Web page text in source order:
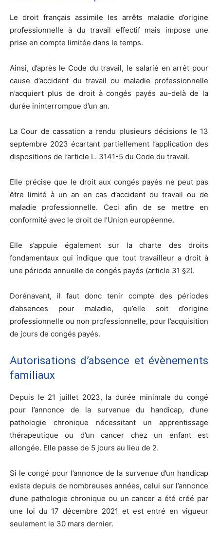
Le droit français assimile les arrêts maladie d’origine
professionnelle à du travail effectif mais impose une
prise en compte limitée dans le temps.
Ainsi, d’après le Code du travail, le salarié en arrêt pour
cause d’accident du travail ou maladie professionnelle
n’acquiert plus de droit à congés payés au-delà de la
durée ininterrompue d’un an.
La Cour de cassation a rendu plusieurs décisions le 13
septembre 2023 écartant partiellement l’application des
dispositions de l’article L. 3141-5 du Code du travail.
Elle précise que le droit aux congés payés ne peut pas
être limité à un an en cas d’accident du travail ou de
maladie professionnelle. Ceci afin de se mettre en
conformité avec le droit de l’Union européenne.
Elle s’appuie également sur la charte des droits
fondamentaux qui indique que tout travailleur a droit à
une période annuelle de congés payés (article 31 §2).
Dorénavant, il faut donc tenir compte des périodes
d’absences pour maladie, qu’elle soit d’origine
professionnelle ou non professionnelle, pour l’acquisition
de jours de congés payés.
Autorisations d’absence et évènements
familiaux
Depuis le 21 juillet 2023, la durée minimale du congé
pour l’annonce de la survenue du handicap, d’une
pathologie chronique nécessitant un apprentissage
thérapeutique ou d’un cancer chez un enfant est
allongée. Elle passe de 5 jours au lieu de 2.
Si le congé pour l’annonce de la survenue d’un handicap
existe depuis de nombreuses années, celui sur l’annonce
d’une pathologie chronique ou un cancer a été créé par
une loi du 17 décembre 2021 et est entré en vigueur
seulement le 30 mars dernier.